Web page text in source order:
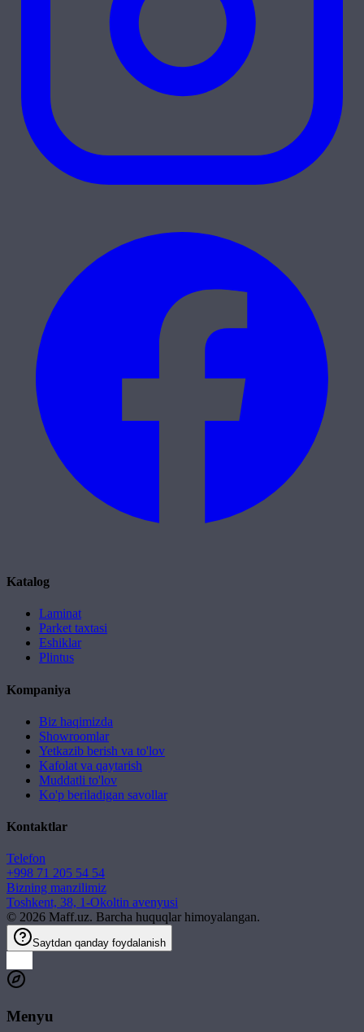
Katalog
Laminat
Parket taxtasi
Eshiklar
Plintus
Kompaniya
Biz haqimizda
Showroomlar
Yetkazib berish va to'lov
Kafolat va qaytarish
Muddatli to'lov
Ko'p beriladigan savollar
Kontaktlar
Telefon
+998 71 205 54 54
Bizning manzilimiz
Toshkent, 38, 1-Okoltin avenyusi
© 2026 Maff.uz. Barcha huquqlar himoyalangan.
Saytdan qanday foydalanish
Menyu